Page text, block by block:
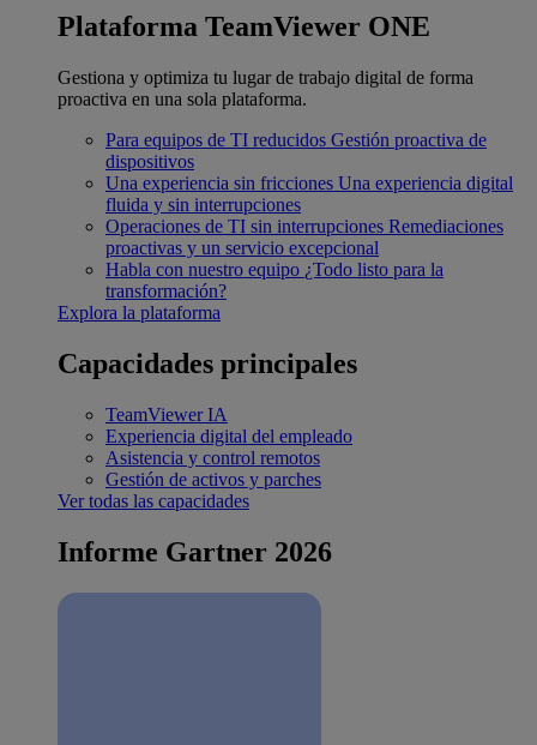
Plataforma TeamViewer ONE
Gestiona y optimiza tu lugar de trabajo digital de forma
proactiva en una sola plataforma.
Para equipos de TI reducidos Gestión proactiva de
dispositivos
Una experiencia sin fricciones Una experiencia digital
fluida y sin interrupciones
Operaciones de TI sin interrupciones Remediaciones
proactivas y un servicio excepcional
Habla con nuestro equipo ¿Todo listo para la
transformación?
Explora la plataforma
Capacidades principales
TeamViewer IA
Experiencia digital del empleado
Asistencia y control remotos
Gestión de activos y parches
Ver todas las capacidades
Informe Gartner 2026